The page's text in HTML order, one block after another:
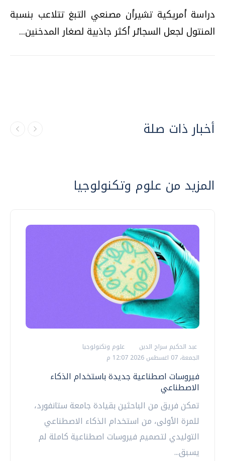
دراسة أمريكية تشيرأن مصنعي التبغ تتلاعب بنسبة
المنتول لجعل السجائر أكثر جاذبية لصغار المدخنين...
أخبار ذات صلة
المزيد من علوم وتكنولوجيا
عبد الحكيم سراج الدين
علوم وتكنولوجيا
الجمعة، 07 اغسطس 2026 12:07 م
فيروسات اصطناعية جديدة باستخدام الذكاء
الاصطناعي
تمكن فريق من الباحثين بقيادة جامعة ستانفورد،
للمرة الأولى، من استخدام الذكاء الاصطناعي
التوليدي لتصميم فيروسات اصطناعية كاملة لم
يسبق...